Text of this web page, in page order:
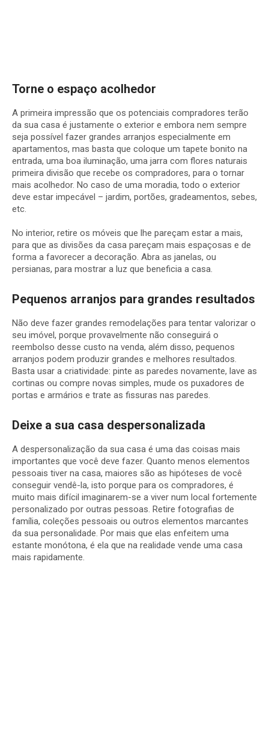
Torne o espaço acolhedor
A primeira impressão que os potenciais compradores terão
da sua casa é justamente o exterior e embora nem sempre
seja possível fazer grandes arranjos especialmente em
apartamentos, mas basta que coloque um tapete bonito na
entrada, uma boa iluminação, uma jarra com flores naturais
primeira divisão que recebe os compradores, para o tornar
mais acolhedor. No caso de uma moradia, todo o exterior
deve estar impecável – jardim, portões, gradeamentos, sebes,
etc.
No interior, retire os móveis que lhe pareçam estar a mais,
para que as divisões da casa pareçam mais espaçosas e de
forma a favorecer a decoração. Abra as janelas, ou
persianas, para mostrar a luz que beneficia a casa.
Pequenos arranjos para grandes resultados
Não deve fazer grandes remodelações para tentar valorizar o
seu imóvel, porque provavelmente não conseguirá o
reembolso desse custo na venda, além disso, pequenos
arranjos podem produzir grandes e melhores resultados.
Basta usar a criatividade: pinte as paredes novamente, lave as
cortinas ou compre novas simples, mude os puxadores de
portas e armários e trate as fissuras nas paredes.
Deixe a sua casa despersonalizada
A despersonalização da sua casa é uma das coisas mais
importantes que você deve fazer. Quanto menos elementos
pessoais tiver na casa, maiores são as hipóteses de você
conseguir vendê-la, isto porque para os compradores, é
muito mais difícil imaginarem-se a viver num local fortemente
personalizado por outras pessoas. Retire fotografias de
família, coleções pessoais ou outros elementos marcantes
da sua personalidade. Por mais que elas enfeitem uma
estante monótona, é ela que na realidade vende uma casa
mais rapidamente.